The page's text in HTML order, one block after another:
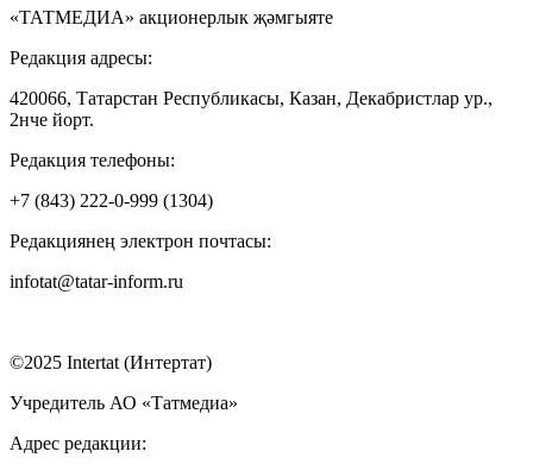
«ТАТМЕДИА» акционерлык җәмгыяте
Редакция адресы:
420066, Татарстан Республикасы, Казан, Декабристлар ур.,
2нче йорт.
Редакция телефоны:
+7 (843) 222-0-999 (1304)
Редакциянең электрон почтасы:
infotat@tatar-inform.ru
©2025 Intertat (Интертат)
Учредитель АО «Татмедиа»
Адрес редакции: